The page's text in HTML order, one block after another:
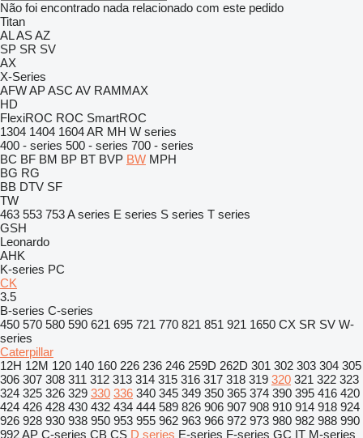
Não foi encontrado nada relacionado com este pedido
Titan
ALASAZ
SP SR SV
AX
X-Series
AFWAPASC AV RAMMAX
HD
FlexiROC ROC SmartROC
1304 1404 1604AR MH W series
400 - series 500 - series 700 - series
BC BF BM BP BT BVP BW MPH
BG RG
BB DTV SF
TW
463 553 753A series E series S series T series
GSH
Leonardo
AHK
K-series PC
CK
3.5
B-series C-series
450 570 580 590 621 695 721 770 821 851 921 1650 CX SR SV W-
series
Caterpillar
12H 12M 120 140 160 226 236 246 259D 262D 301 302 303 304 305
306 307 308 311 312 313 314 315 316 317 318 319 320 321 322 323
324 325 326 329 330 336 340 345 349 350 365 374 390 395 416 420
424 426 428 430 432 434 444 589 826 906 907 908 910 914 918 924
926 928 930 938 950 953 955 962 963 966 972 973 980 982 988 990
992AP C-series CB CS D series E-series F-series GC IT M-series